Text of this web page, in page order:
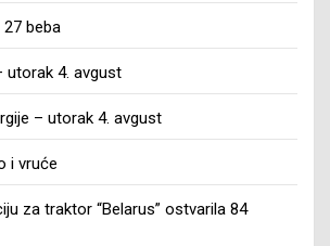
beba
utorak 4. avgust
– utorak 4. avgust
i vruće
za traktor “Belarus” ostvarila 84